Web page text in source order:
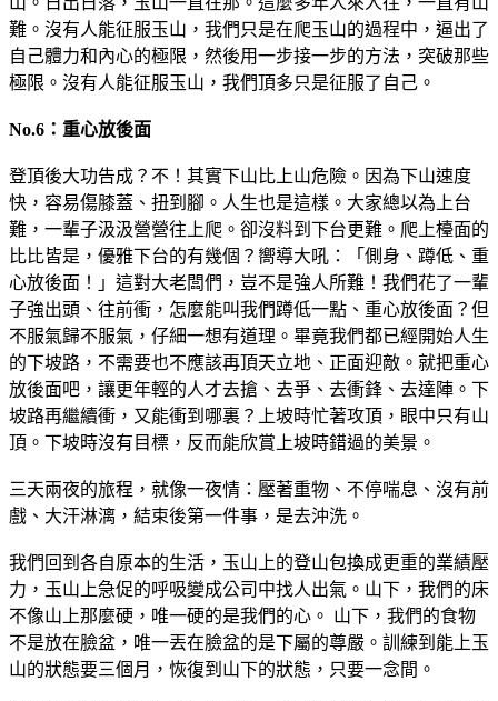
難。沒有人能征服玉山，我們只是在爬玉山的過程中，逼出了
自己體力和內心的極限，然後用一步接一步的方法，突破那些
極限。沒有人能征服玉山，我們頂多只是征服了自己。
No.6：重心放後面
登頂後大功告成？不！其實下山比上山危險。因為下山速度
快，容易傷膝蓋、扭到腳。人生也是這樣。大家總以為上台
難，一輩子汲汲營營往上爬。卻沒料到下台更難。爬上檯面的
比比皆是，優雅下台的有幾個？嚮導大吼：「側身、蹲低、重
心放後面！」這對大老闆們，豈不是強人所難！我們花了一輩
子強出頭、往前衝，怎麼能叫我們蹲低一點、重心放後面？但
不服氣歸不服氣，仔細一想有道理。畢竟我們都已經開始人生
的下坡路，不需要也不應該再頂天立地、正面迎敵。就把重心
放後面吧，讓更年輕的人才去搶、去爭、去衝鋒、去達陣。下
坡路再繼續衝，又能衝到哪裏？上坡時忙著攻頂，眼中只有山
頂。下坡時沒有目標，反而能欣賞上坡時錯過的美景。
三天兩夜的旅程，就像一夜情：壓著重物、不停喘息、沒有前
戲、大汗淋漓，結束後第一件事，是去沖洗。
我們回到各自原本的生活，玉山上的登山包換成更重的業績壓
力，玉山上急促的呼吸變成公司中找人出氣。山下，我們的床
不像山上那麼硬，唯一硬的是我們的心。 山下，我們的食物
不是放在臉盆，唯一丟在臉盆的是下屬的尊嚴。訓練到能上玉
山的狀態要三個月，恢復到山下的狀態，只要一念間。